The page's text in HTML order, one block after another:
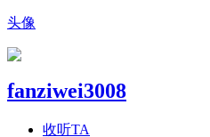
头像
fanziwei3008
收听TA